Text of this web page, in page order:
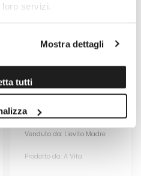
servizi.
Mostra dettagli
tutti
VITA
Venduto da: Lievito Madre
Prodotto da: A Vita